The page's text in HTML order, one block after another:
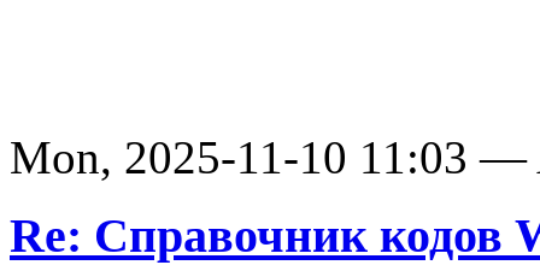
Mon, 2025-11-10 11:03 —
Re: Справочник кодов